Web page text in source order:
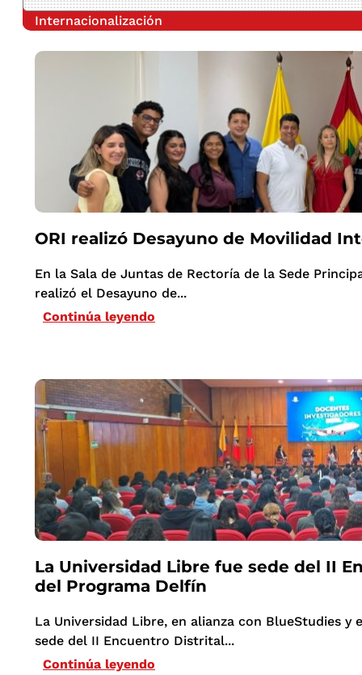
Internacionalización
ORI realizó Desayuno de Movilidad
En la Sala de Juntas de Rectoría de la Sede
realizó el Desayuno de...
Continúa leyendo
La Universidad Libre fue sede del II
del Programa Delfín
La Universidad Libre, en alianza con BlueStudies
sede del II Encuentro Distrital...
Continúa leyendo